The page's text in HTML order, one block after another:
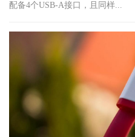
配备4个USB-A接口，且同样...